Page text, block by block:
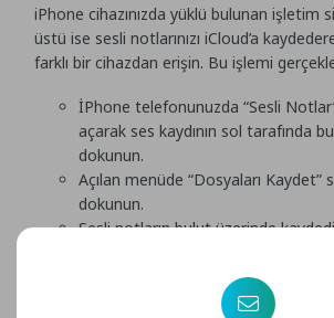
iPhone cihazınızda yüklü bulunan işletim
üstü ise sesli notlarınızı iCloud’a
farklı bir cihazdan erişin. Bu işlemi
İPhone telefonunuzda “Sesli
açarak ses kaydının sol tarafında
dokunun.
Açılan menüde “Dosyaları Kaydet”
dokunun.
Sesli notların bulut üzerinde